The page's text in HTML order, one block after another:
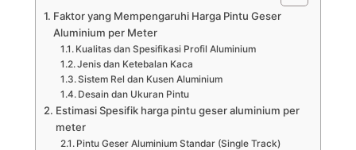
Faktor yang Mempengaruhi Harga Pintu Geser
Aluminium per Meter
Kualitas dan Spesifikasi Profil Aluminium
Jenis dan Ketebalan Kaca
Sistem Rel dan Kusen Aluminium
Desain dan Ukuran Pintu
Estimasi Spesifik harga pintu geser aluminium per
meter
Pintu Geser Aluminium Standar (Single Track)